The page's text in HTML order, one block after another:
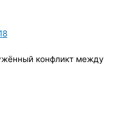
конфликт между